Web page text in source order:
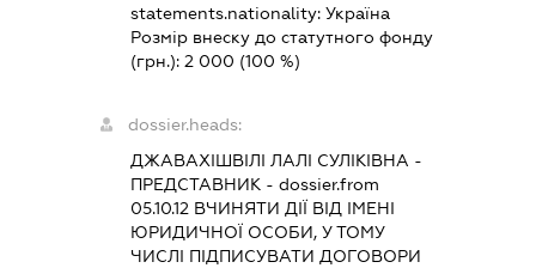
statements.nationality: Україна
Розмір внеску до статутного фонду
(грн.): 2 000 (100 %)
dossier.heads:
ДЖАВАХІШВІЛІ ЛАЛІ СУЛІКІВНА -
ПРЕДСТАВНИК - dossier.from
05.10.12 ВЧИНЯТИ ДІЇ ВІД ІМЕНІ
ЮРИДИЧНОЇ ОСОБИ, У ТОМУ
ЧИСЛІ ПІДПИСУВАТИ ДОГОВОРИ